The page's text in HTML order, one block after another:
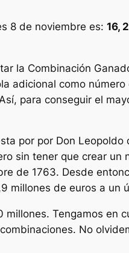
8 de noviembre es: 16,
la Combinación
adicional como
para conseguir el
por por Don Leopoldo
sin tener que crear un
de 1763. Desde
millones de euros a un
Tengamos en
No